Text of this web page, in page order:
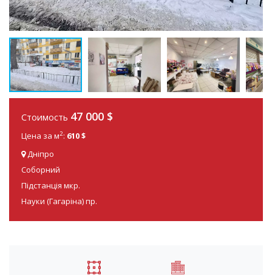
Стоимость 47 000 $
Цена за м2: 610 $
Дніпро
Соборний
Підстанція мкр.
Науки (Гагаріна) пр.